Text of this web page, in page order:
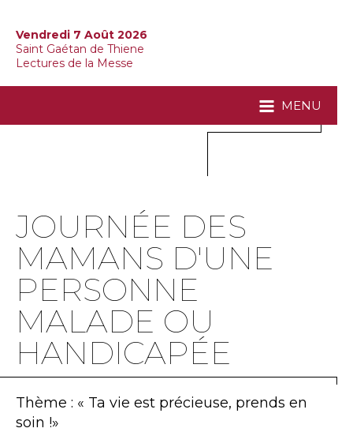
Vendredi 7 Août 2026
Saint Gaétan de Thiene
Lectures de la Messe
MENU
JOURNÉE DES
MAMANS D'UNE
PERSONNE
MALADE OU
HANDICAPÉE
Thème : « Ta vie est précieuse, prends en
soin !»